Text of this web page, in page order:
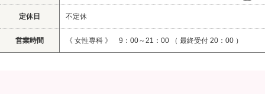
定休日 不定休
営業時間 《 女性専科 》 9：00～21：00 （ 最終受付 20：00 ）